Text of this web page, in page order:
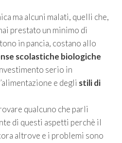
ma alcuni malati, quelli che,
prestato un minimo di
in pancia, costano allo
scolastiche biologiche
serio in
e degli stili di
qualcuno che parli
di questi aspetti perchè il
altrove e i problemi sono